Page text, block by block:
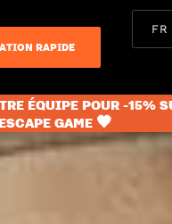
RAPIDE
FR
ÉQUIPE POUR -15%
GAME 🖤